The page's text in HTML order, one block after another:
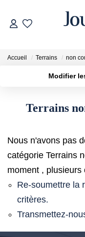
Accueil Terrains non
Modifier
Type de bien
Budget max
Créer une alerte
Terrains
Nous n'avons pas
catégorie Terrains
moment , plusieurs
Re-soumettre la
critères.
Transmettez-